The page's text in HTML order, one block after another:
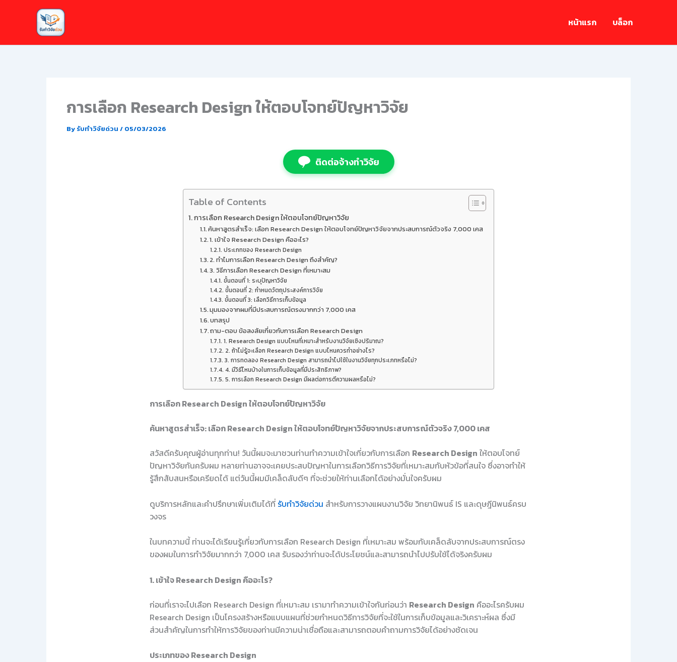
หน้าแรก บล็อก
การเลือก Research Design ให้ตอบโจทย์ปัญหาวิจัย
By รับทำวิจัยด่วน / 05/03/2026
ติดต่อจ้างทำวิจัย
Table of Contents
การเลือก Research Design ให้ตอบโจทย์ปัญหาวิจัย
ค้นหาสูตรสำเร็จ: เลือก Research Design ให้ตอบโจทย์ปัญหาวิจัยจากประสบการณ์ตัวจริง 7,000 เคส
1. เข้าใจ Research Design คืออะไร?
ประเภทของ Research Design
2. ทำไมการเลือก Research Design ถึงสำคัญ?
3. วิธีการเลือก Research Design ที่เหมาะสม
ขั้นตอนที่ 1: ระบุปัญหาวิจัย
ขั้นตอนที่ 2: กำหนดวัตถุประสงค์การวิจัย
ขั้นตอนที่ 3: เลือกวิธีการเก็บข้อมูล
มุมมองจากผมที่มีประสบการณ์ตรงมากกว่า 7,000 เคส
บทสรุป
ถาม-ตอบ ข้อสงสัยเกี่ยวกับการเลือก Research Design
1. Research Design แบบไหนที่เหมาะสำหรับงานวิจัยเชิงปริมาณ?
2. ถ้าไม่รู้จะเลือก Research Design แบบไหนควรทำอย่างไร?
3. การทดลอง Research Design สามารถนำไปใช้ในงานวิจัยทุกประเภทหรือไม่?
4. มีวิธีไหนบ้างในการเก็บข้อมูลที่มีประสิทธิภาพ?
5. การเลือก Research Design มีผลต่อการตีความผลหรือไม่?
การเลือก Research Design ให้ตอบโจทย์ปัญหาวิจัย
ค้นหาสูตรสำเร็จ: เลือก Research Design ให้ตอบโจทย์ปัญหาวิจัยจากประสบการณ์ตัวจริง 7,000 เคส
สวัสดีครับคุณผู้อ่านทุกท่าน! วันนี้ผมจะมาชวนท่านทำความเข้าใจเกี่ยวกับการเลือก Research Design ให้ตอบโจทย์
ปัญหาวิจัยกันครับผม หลายท่านอาจจะเคยประสบปัญหาในการเลือกวิธีการวิจัยที่เหมาะสมกับหัวข้อที่สนใจ ซึ่งอาจทำให้
รู้สึกสับสนหรือเครียดได้ แต่วันนี้ผมมีเคล็ดลับดีๆ ที่จะช่วยให้ท่านเลือกได้อย่างมั่นใจครับผม
ดูบริการหลักและคำปรึกษาเพิ่มเติมได้ที่ รับทำวิจัยด่วน สำหรับการวางแผนงานวิจัย วิทยานิพนธ์ IS และดุษฎีนิพนธ์ครบ
วงจร
ในบทความนี้ ท่านจะได้เรียนรู้เกี่ยวกับการเลือก Research Design ที่เหมาะสม พร้อมกับเคล็ดลับจากประสบการณ์ตรง
ของผมในการทำวิจัยมากกว่า 7,000 เคส รับรองว่าท่านจะได้ประโยชน์และสามารถนำไปปรับใช้ได้จริงครับผม
1. เข้าใจ Research Design คืออะไร?
ก่อนที่เราจะไปเลือก Research Design ที่เหมาะสม เรามาทำความเข้าใจกันก่อนว่า Research Design คืออะไรครับผม
Research Design เป็นโครงสร้างหรือแบบแผนที่ช่วยกำหนดวิธีการวิจัยที่จะใช้ในการเก็บข้อมูลและวิเคราะห์ผล ซึ่งมี
ส่วนสำคัญในการทำให้การวิจัยของท่านมีความน่าเชื่อถือและสามารถตอบคำถามการวิจัยได้อย่างชัดเจน
ประเภทของ Research Design